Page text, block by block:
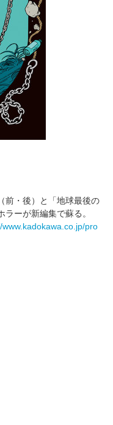
前・後）と「地球最後の
ーが新編集で蘇る。
www.kadokawa.co.jp/pro